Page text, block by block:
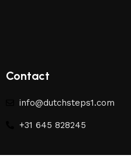
Contact
info@dutchsteps1.com
+31 645 828245